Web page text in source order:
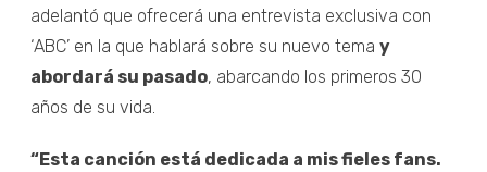
adelantó que ofrecerá una entrevista exclusiva con
‘ABC’ en la que hablará sobre su nuevo tema y
abordará su pasado, abarcando los primeros 30
años de su vida.
“Esta canción está dedicada a mis fieles fans.